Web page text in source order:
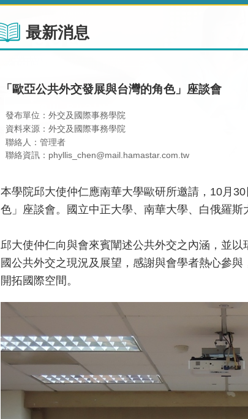
最新消息
「歐亞公共外交發展與台灣的角色」座談會
發布單位：外交及國際事務學院
資料來源：外交及國際事務學院
聯絡人：管理者
聯絡資訊：phyllis_chen@mail.hamastar.com.tw
本學院邱大使仲仁應南華大學歐研所邀請，10月
色」座談會。國立中正大學、南華大學、白俄羅斯
邱大使仲仁向與會來賓闡述公共外交之內涵，並
國公共外交之現況及展望，感謝與會學者熱心參
開拓國際空間。